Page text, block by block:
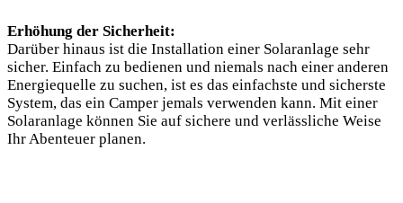
Erhöhung⁢ der Sicherheit:
Darüber hinaus‍ ist die Installation einer Solaranlage ​sehr
sicher. Einfach‌ zu bedienen⁤ und‌ niemals nach einer anderen​
Energiequelle zu suchen, ​ist es das einfachste und sicherste
System, das ein Camper ⁣jemals verwenden kann.‌ Mit einer
Solaranlage können Sie auf⁢ sichere und verlässliche⁣ Weise
Ihr Abenteuer planen.